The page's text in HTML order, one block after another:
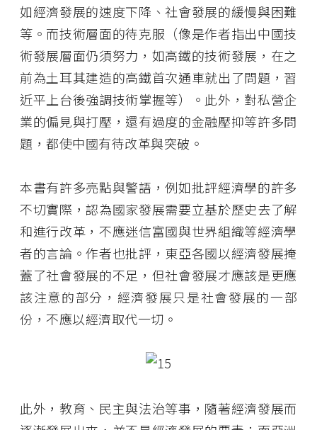
如經濟發展的速度下降、社會發展的緩慢與困難
等。而技術層面的待克服（像是作者指出中國技
術發展層面仍須努力，如高鐵的技術發展，在之
前為土耳其建造的高鐵首次通車就出了問題，習
近平上台後強調技術掌握等）。此外，對私營企
業的偏見與打壓，還有過度的金融壓抑等許多問
題，都使中國有待改革與突破。
本書有許多亮點與警語，例如批評經濟學的許多
不切實際，認為國家發展需要立基於歷史去了解
和進行改革，不應迷信富國與世界組織等經濟學
者的言論。作者也批評，東亞各國以經濟發展掩
蓋了社會發展的不足，但社會發展才應該是更應
該注意的部分，經濟發展只是社會發展的一部
份，不應以經濟取代一切。
此外，教育、民主與法治等事，隨著經濟發展而